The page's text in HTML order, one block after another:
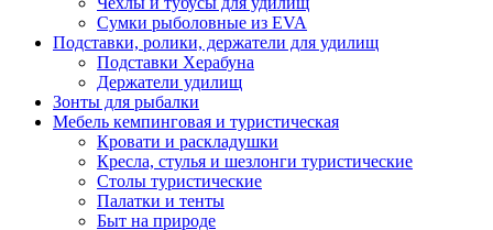
Сумки рыболовные из EVA
Подставки, ролики, держатели для удилищ
Подставки Херабуна
Держатели удилищ
Зонты для рыбалки
Мебель кемпинговая и туристическая
Кровати и раскладушки
Кресла, стулья и шезлонги туристические
Столы туристические
Палатки и тенты
Быт на природе